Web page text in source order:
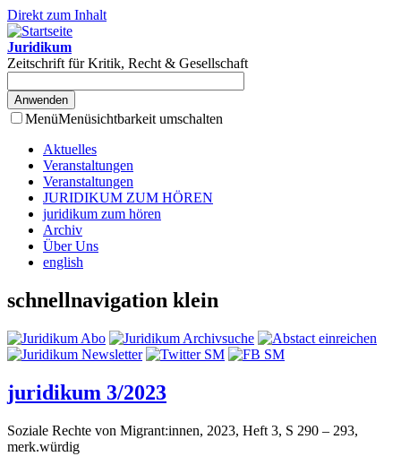
Direkt zum Inhalt
Juridikum
Zeitschrift für Kritik, Recht & Gesellschaft
MenüMenüsichtbarkeit umschalten
Aktuelles
Veranstaltungen
Veranstaltungen
JURIDIKUM ZUM HÖREN
juridikum zum hören
Archiv
Über Uns
english
schnellnavigation klein
juridikum 3/2023
Soziale Rechte von Migrant:innen, 2023, Heft 3, S 290 – 293,
merk.würdig